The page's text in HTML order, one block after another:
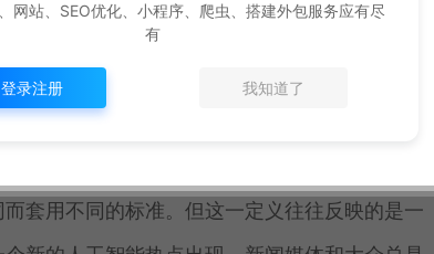
就没必要耽误时间来读了】
定义非常主观，但也非常有趣。一个计算机
人目瞪口呆来界定。这种唯经验论的定义显然
套用不同的标准。但这一定义往往反映的是一
网站、SEO优化、小程序、爬虫、搭建外包服务应有尽
有
登录注册 我知道了